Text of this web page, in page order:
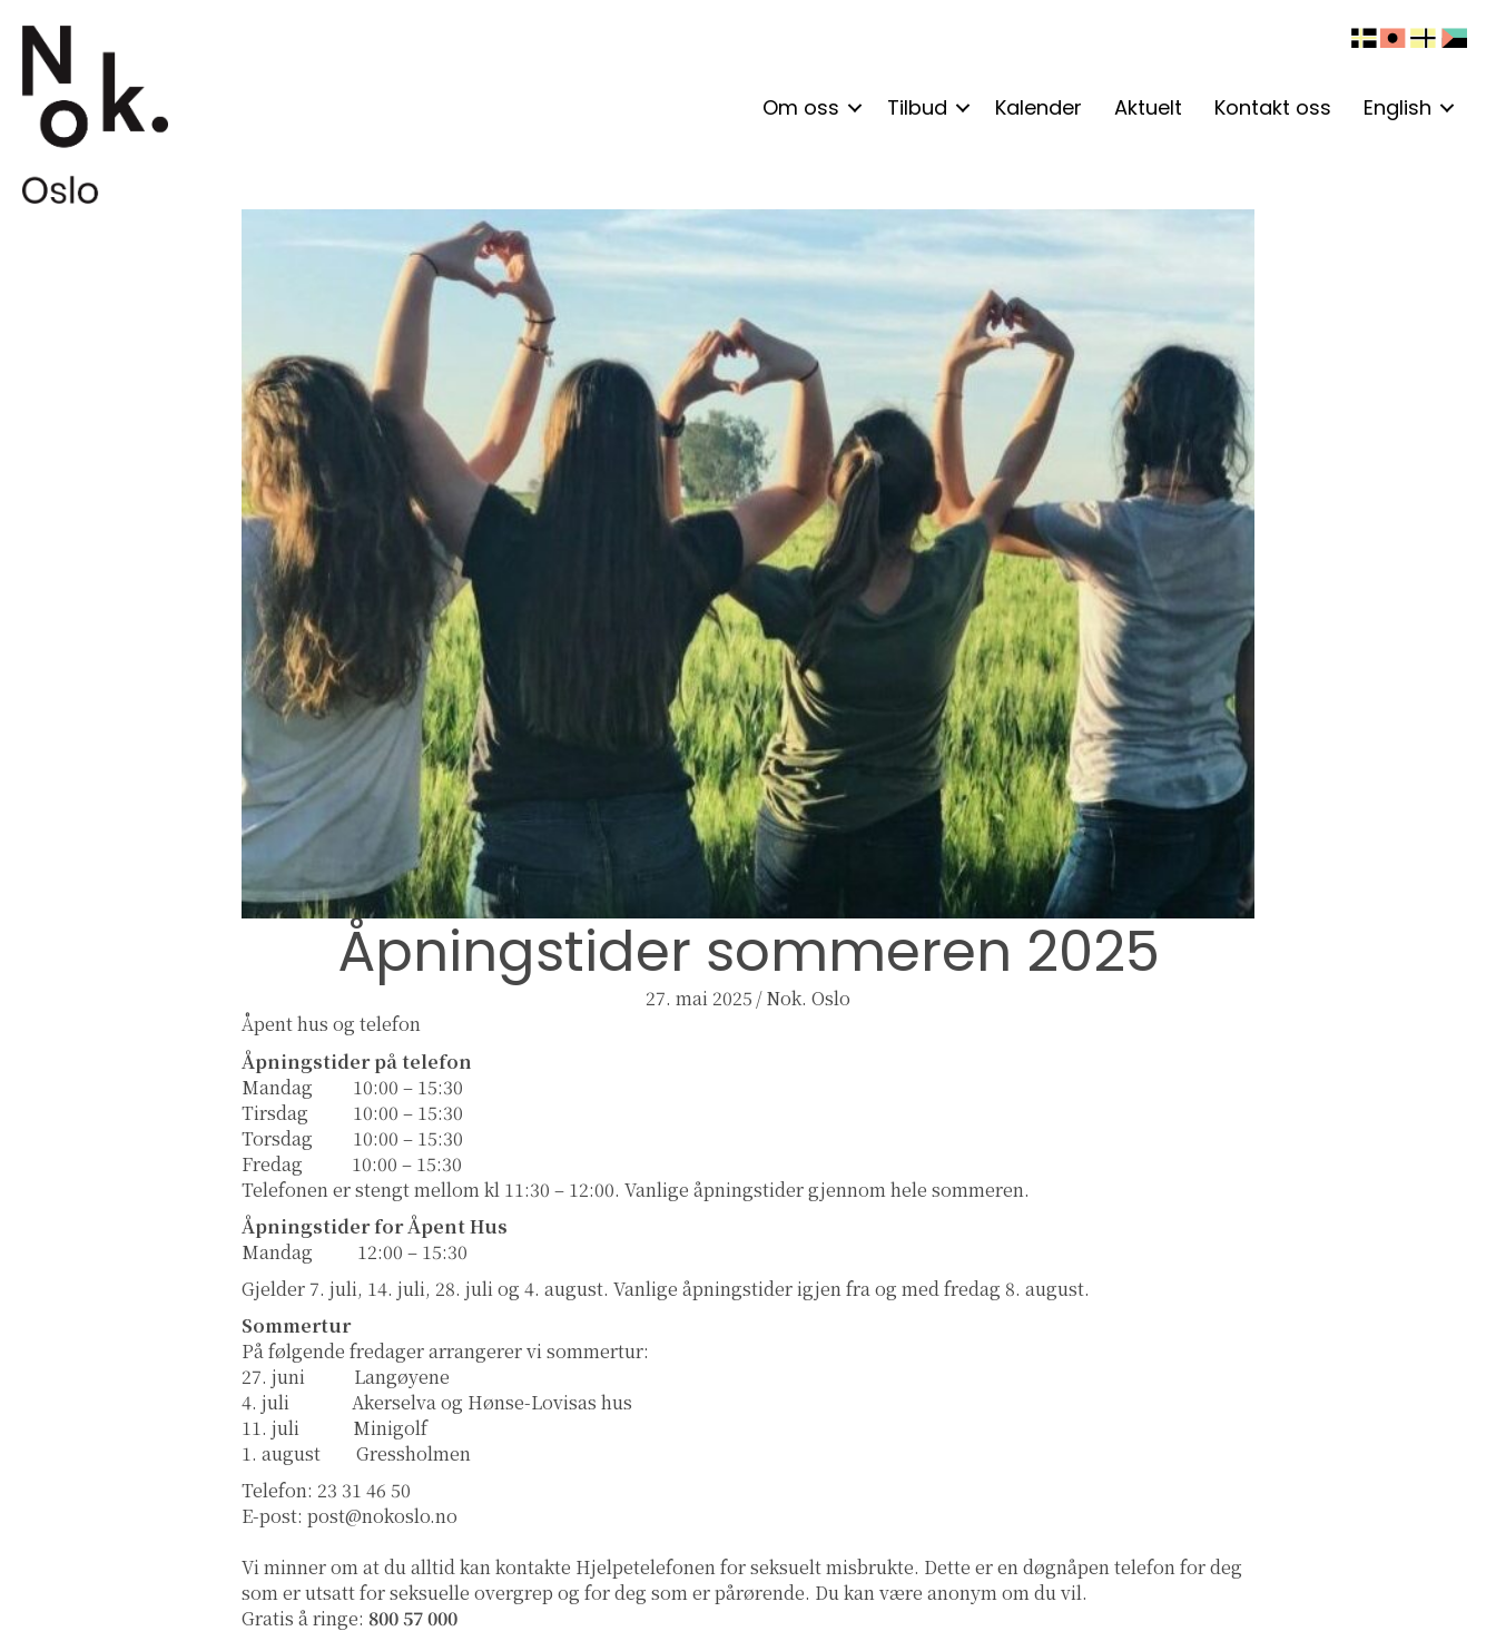
Om oss Tilbud Kalender Aktuelt Kontakt oss English
Åpningstider sommeren 2025
27. mai 2025 /Nok. Oslo
Åpent hus og telefon
Åpningstider på telefon
Mandag 10:00 – 15:30
Tirsdag 10:00 – 15:30
Torsdag 10:00 – 15:30
Fredag 10:00 – 15:30
Telefonen er stengt mellom kl 11:30 – 12:00. Vanlige åpningstider gjennom hele sommeren.
Åpningstider for Åpent Hus
Mandag 12:00 – 15:30
Gjelder 7. juli, 14. juli, 28. juli og 4. august. Vanlige åpningstider igjen fra og med fredag 8. august.
Sommertur
På følgende fredager arrangerer vi sommertur:
27. juni Langøyene
4. juli Akerselva og Hønse-Lovisas hus
11. juli Minigolf
1. august Gressholmen
Telefon: 23 31 46 50
E-post: post@nokoslo.no
Vi minner om at du alltid kan kontakte Hjelpetelefonen for seksuelt misbrukte. Dette er en døgnåpen telefon for deg
som er utsatt for seksuelle overgrep og for deg som er pårørende. Du kan være anonym om du vil.
Gratis å ringe: 800 57 000